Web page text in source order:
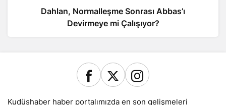
Dahlan, Normalleşme Sonrası Abbas’ı
Devirmeye mi Çalışıyor?
Kudüshaber haber portalımızda en son gelişmeleri